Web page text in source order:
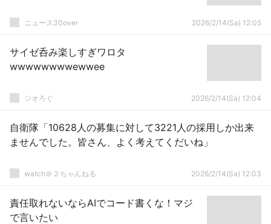
ニュース30over 2026/2/14(Sa) 12:05
サイゼ呑み楽しすぎワロタ
wwwwwwwwewwee
ジオろぐ 2026/2/14(Sa) 12:04
自衛隊「10628人の募集に対して3221人の採用しか出来
ませんでした。皆さん、よく考えてくだいね」
watch＠２ちゃんねる 2026/2/14(Sa) 12:03
責任取れないならAIでコード書くな！マジ
で言いたい